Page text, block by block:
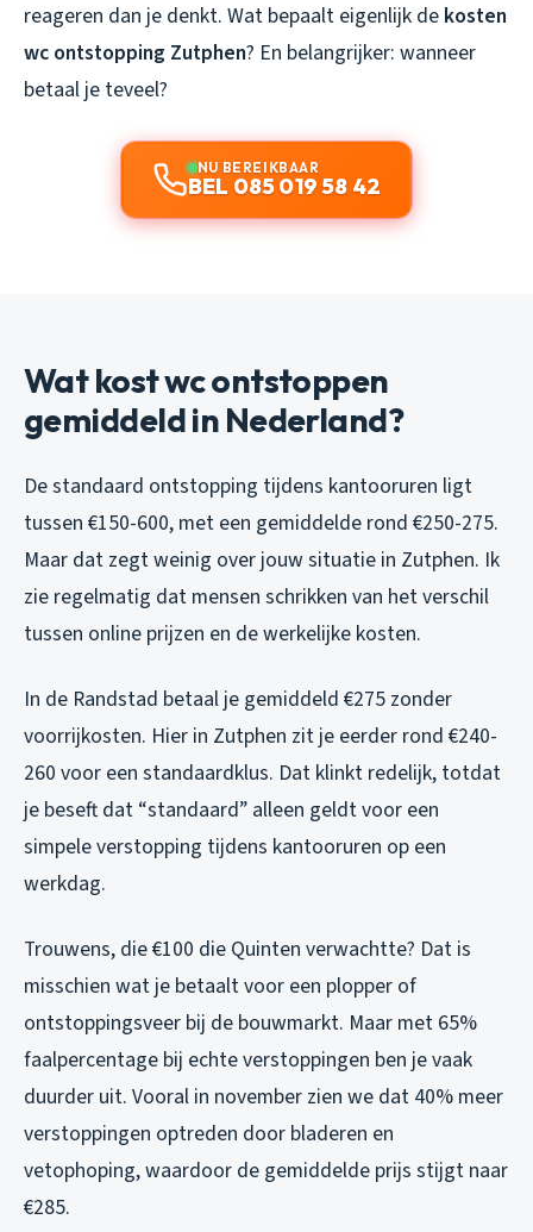
reageren dan je denkt. Wat bepaalt eigenlijk de kosten
wc ontstopping Zutphen? En belangrijker: wanneer
betaal je teveel?
NU BEREIKBAAR
BEL 085 019 58 42
Wat kost wc ontstoppen
gemiddeld in Nederland?
De standaard ontstopping tijdens kantooruren ligt
tussen €150-600, met een gemiddelde rond €250-275.
Maar dat zegt weinig over jouw situatie in Zutphen. Ik
zie regelmatig dat mensen schrikken van het verschil
tussen online prijzen en de werkelijke kosten.
In de Randstad betaal je gemiddeld €275 zonder
voorrijkosten. Hier in Zutphen zit je eerder rond €240-
260 voor een standaardklus. Dat klinkt redelijk, totdat
je beseft dat “standaard” alleen geldt voor een
simpele verstopping tijdens kantooruren op een
werkdag.
Trouwens, die €100 die Quinten verwachtte? Dat is
misschien wat je betaalt voor een plopper of
ontstoppingsveer bij de bouwmarkt. Maar met 65%
faalpercentage bij echte verstoppingen ben je vaak
duurder uit. Vooral in november zien we dat 40% meer
verstoppingen optreden door bladeren en
vetophoping, waardoor de gemiddelde prijs stijgt naar
€285.